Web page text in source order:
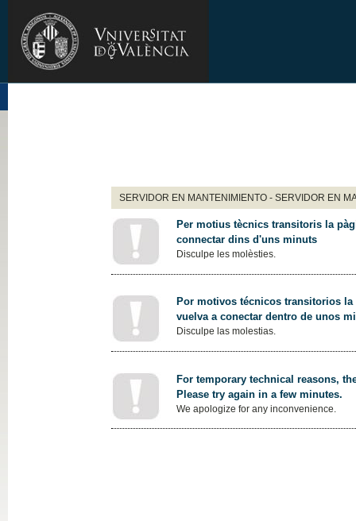
SERVIDOR EN MANTENIMIENTO - SERVIDOR EN
Per motius tècnics transitoris la
connectar dins d'uns minuts
Disculpe les molèsties.
Por motivos técnicos transitorios
vuelva a conectar dentro de unos
Disculpe las molestias.
For temporary technical reasons,
Please try again in a few minutes.
We apologize for any inconvenience.